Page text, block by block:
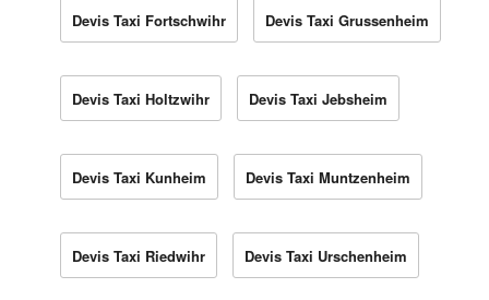
Devis Taxi Fortschwihr Devis Taxi Grussenheim
Devis Taxi Holtzwihr Devis Taxi Jebsheim
Devis Taxi Kunheim Devis Taxi Muntzenheim
Devis Taxi Riedwihr Devis Taxi Urschenheim